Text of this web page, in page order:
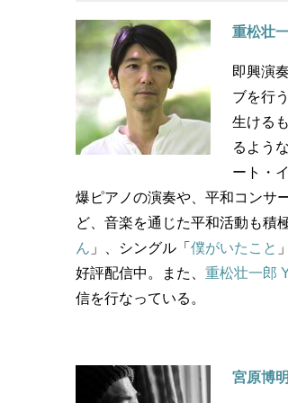
重松壮
即興演
ブを行
生ける
るよう
ート・
爆ピアノの演奏や、平和コンサ
ど、音楽を通じた平和活動も積
ん 」、シングル「 僕がいたこと
好評配信中。また、 重松壮一郎
信を行なっている。
宮原博